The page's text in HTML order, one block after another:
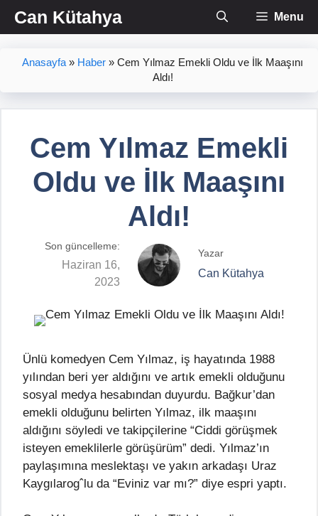
İçeriğe
atlaCan Kütahya Menu
Anasayfa » Haber » Cem Yılmaz Emekli Oldu ve İlk Maaşını
Aldı!
Cem Yılmaz Emekli
Oldu ve İlk Maaşını
Aldı!
Son güncelleme:
Haziran 16,
2023
Yazar
Can Kütahya
Ünlü komedyen Cem Yılmaz, iş hayatında 1988
yılından beri yer aldığını ve artık emekli olduğunu
sosyal medya hesabından duyurdu. Bağkur’dan
emekli olduğunu belirten Yılmaz, ilk maaşını
aldığını söyledi ve takipçilerine “Ciddi görüşmek
isteyen emeklilerle görüşürüm” dedi. Yılmaz’ın
paylaşımına meslektaşı ve yakın arkadaşı Uraz
Kaygılarogˆlu da “Eviniz var mı?” diye espri yaptı.